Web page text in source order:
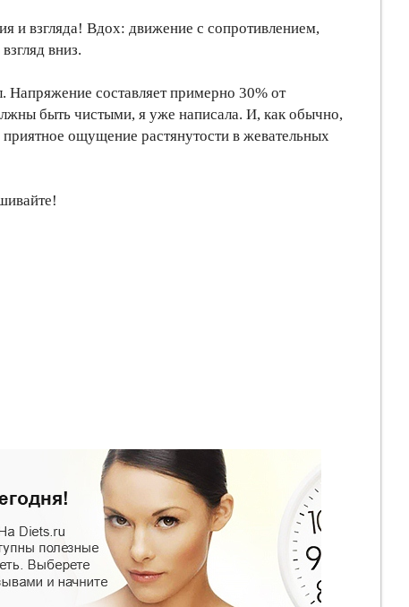
и взгляда! Вдох: движение с сопротивлением,
вниз.
Напряжение составляет примерно 30% от
быть чистыми, я уже написала. И, как обычно,
ощущение растянутости в жевательных